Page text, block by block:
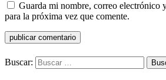
Guarda mi nombre, correo electrónico
para la próxima vez que comente.
Buscar: